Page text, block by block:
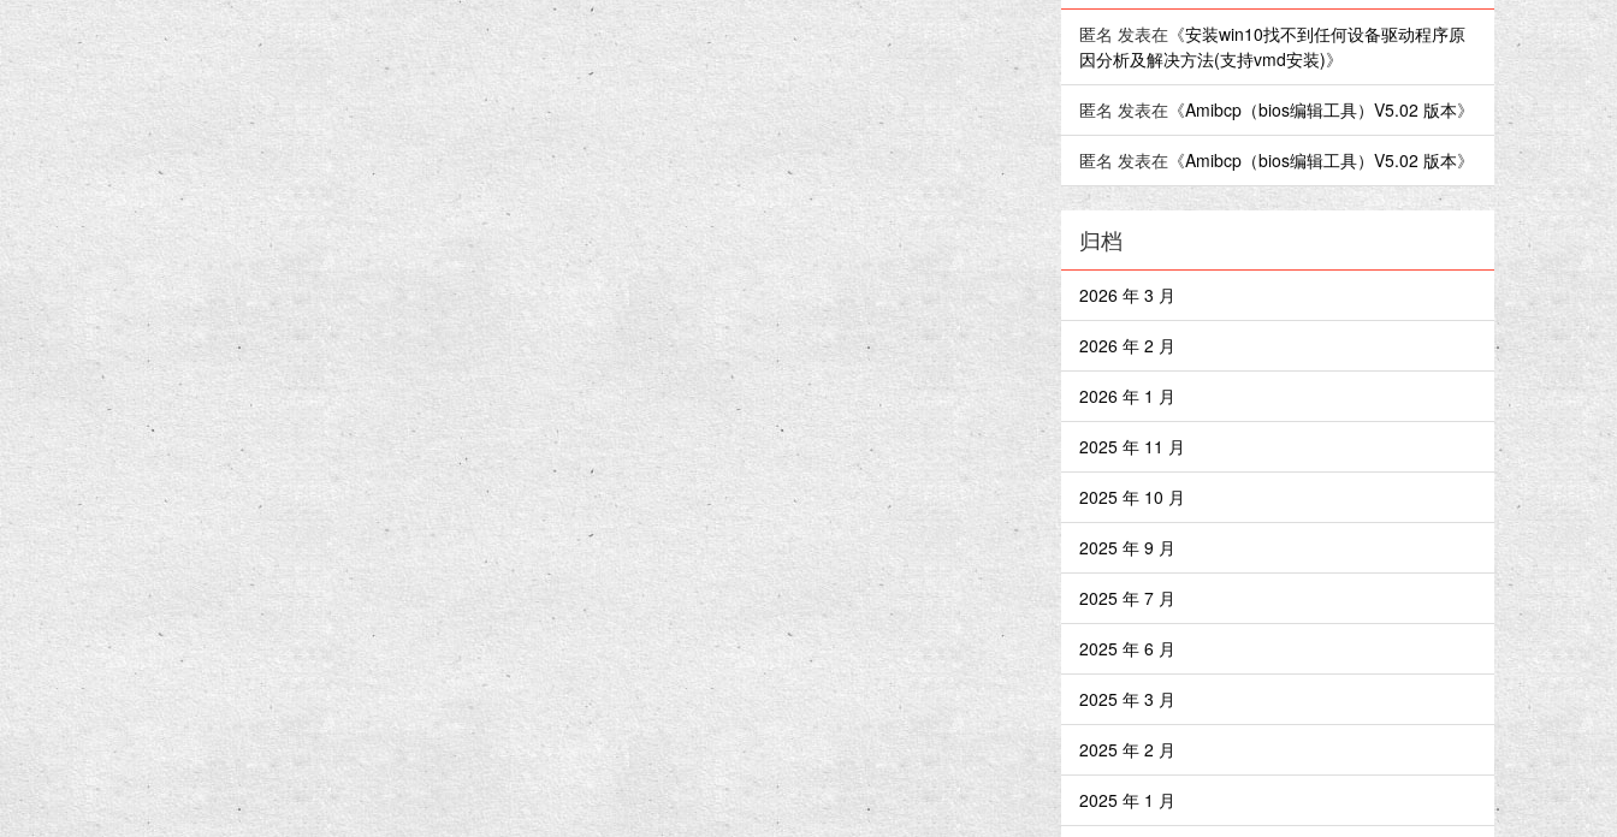
匿名 发表在《安装win10找不到任何设备驱动程序原
因分析及解决方法(支持vmd安装)》
匿名 发表在《Amibcp（bios编辑工具）V5.02 版本》
匿名 发表在《Amibcp（bios编辑工具）V5.02 版本》
归档
2026 年 3 月
2026 年 2 月
2026 年 1 月
2025 年 11 月
2025 年 10 月
2025 年 9 月
2025 年 7 月
2025 年 6 月
2025 年 3 月
2025 年 2 月
2025 年 1 月